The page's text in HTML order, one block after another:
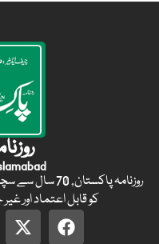
روزنامہ
کو قابل اعتماد اور